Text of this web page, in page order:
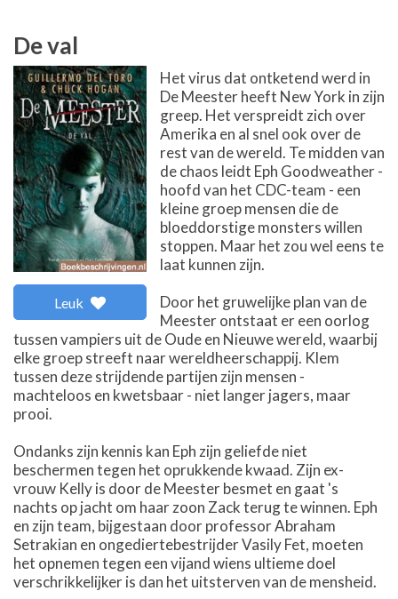
De val
Leuk
Het virus dat ontketend werd in
De Meester heeft New York in zijn
greep. Het verspreidt zich over
Amerika en al snel ook over de
rest van de wereld. Te midden van
de chaos leidt Eph Goodweather -
hoofd van het CDC-team - een
kleine groep mensen die de
bloeddorstige monsters willen
stoppen. Maar het zou wel eens te
laat kunnen zijn.
Door het gruwelijke plan van de
Meester ontstaat er een oorlog
tussen vampiers uit de Oude en Nieuwe wereld, waarbij
elke groep streeft naar wereldheerschappij. Klem
tussen deze strijdende partijen zijn mensen -
machteloos en kwetsbaar - niet langer jagers, maar
prooi.
Ondanks zijn kennis kan Eph zijn geliefde niet
beschermen tegen het oprukkende kwaad. Zijn ex-
vrouw Kelly is door de Meester besmet en gaat 's
nachts op jacht om haar zoon Zack terug te winnen. Eph
en zijn team, bijgestaan door professor Abraham
Setrakian en ongediertebestrijder Vasily Fet, moeten
het opnemen tegen een vijand wiens ultieme doel
verschrikkelijker is dan het uitsterven van de mensheid.